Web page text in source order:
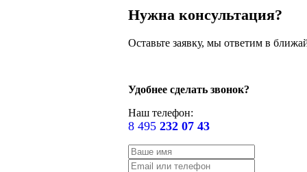
Нужна консультация?
Оставьте заявку, мы ответим в
Удобнее сделать звонок?
Наш телефон:
8 495 232 07 43